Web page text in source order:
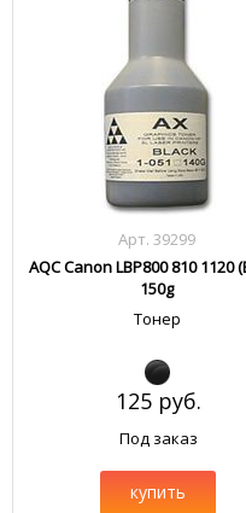
Арт. 39299
AQC Canon LBP800 810 1120
150g
Тонер
125 руб.
Под заказ
купить